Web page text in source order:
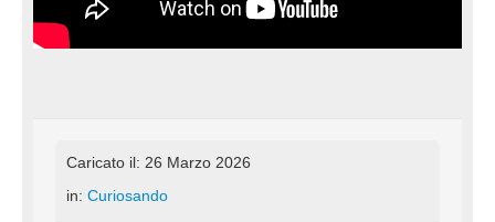
Caricato il: 26 Marzo 2026
in: Curiosando